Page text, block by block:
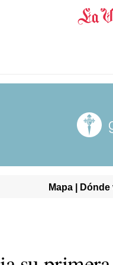
Mapa |